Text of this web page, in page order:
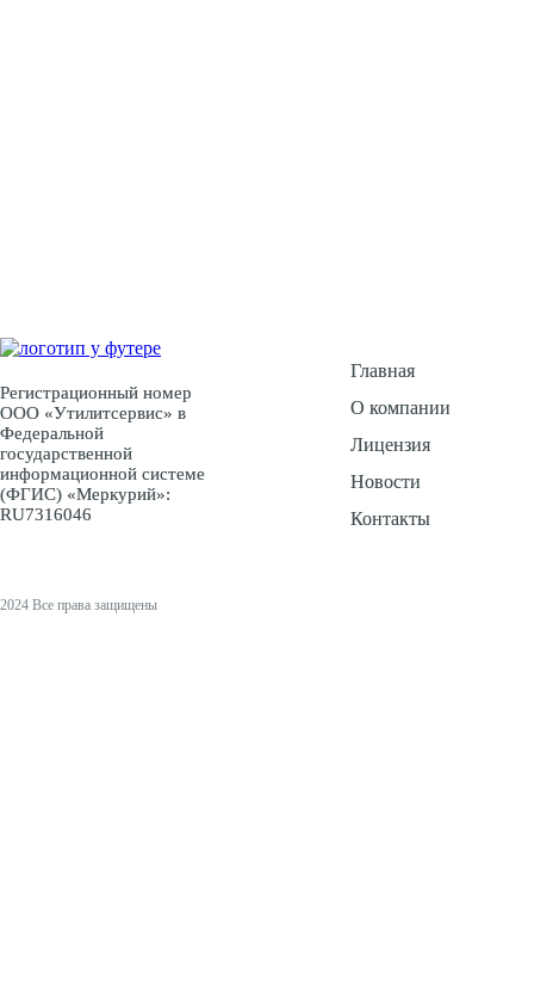
Регистрационный номер
ООО «Утилитсервис» в
Федеральной
государственной
информационной системе
(ФГИС) «Меркурий»:
RU7316046
2024 Все права защищены
Главная
О компании
Лицензия
Новости
Контакты